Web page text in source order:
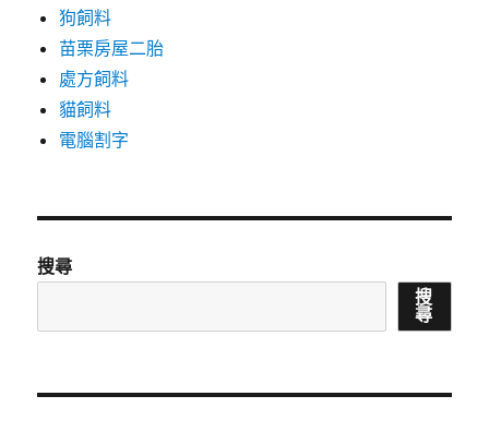
狗飼料
苗栗房屋二胎
處方飼料
貓飼料
電腦割字
搜尋
搜
尋